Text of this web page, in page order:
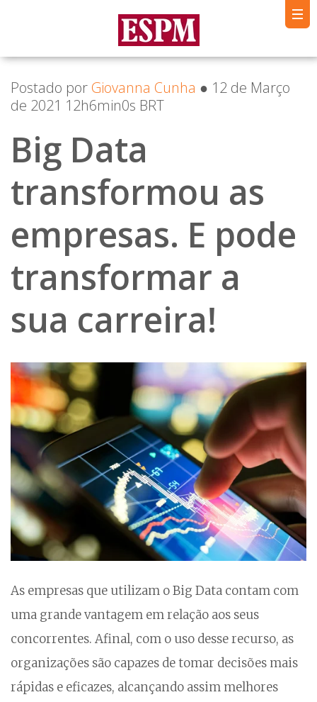
Postado por Giovanna Cunha ● 12 de Março
de 2021 12h6min0s BRT
Big Data
transformou as
empresas. E pode
transformar a
sua carreira!
As empresas que utilizam o Big Data contam com
uma grande vantagem em relação aos seus
concorrentes. Afinal, com o uso desse recurso, as
organizações são capazes de tomar decisões mais
rápidas e eficazes, alcançando assim melhores